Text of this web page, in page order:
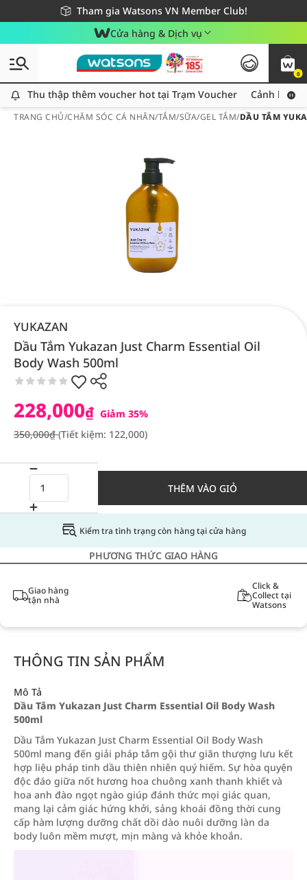
Tham gia Watsons VN Member Club!
Miễn phí giao hàng cho đơn hàng từ 249,000Đ
Giao hàng nhanh 24h - Áp dụng khu vực TP. Hồ Chí Minh
Cửa hàng & Dịch vụ
0
Thu thập thêm voucher hot tại Trạm Voucher
Thu thập thêm voucher hot tại Trạm Voucher Cảnh báo
TRANG CHỦ/CHĂM SÓC CÁ NHÂN/TẮM/SỮA/GEL TẮM/DẦU TẮM
YUKAZAN
Dầu Tắm Yukazan Just Charm Essential Oil
Body Wash 500ml
228,000₫ Giảm 35%
350,000₫(Tiết kiệm: 122,000)
THÊM VÀO GIỎ
Kiểm tra tình trạng còn hàng tại cửa hàng
PHƯƠNG THỨC GIAO HÀNG
Giao hàng
tận nhà
Click &
Collect tại
Watsons
THÔNG TIN SẢN PHẨM
Mô Tả
Dầu Tắm Yukazan Just Charm Essential Oil Body Wash
500ml
Dầu Tắm Yukazan Just Charm Essential Oil Body Wash
500ml mang đến giải pháp tắm gội thư giãn thượng lưu kết
hợp liệu pháp tinh dầu thiên nhiên quý hiếm. Sự hòa quyện
độc đáo giữa nốt hương hoa chuông xanh thanh khiết và
hoa anh đào ngọt ngào giúp đánh thức mọi giác quan,
mang lại cảm giác hứng khởi, sảng khoái đồng thời cung
cấp hàm lượng dưỡng chất dồi dào nuôi dưỡng làn da
body luôn mềm mượt, mịn màng và khỏe khoắn.